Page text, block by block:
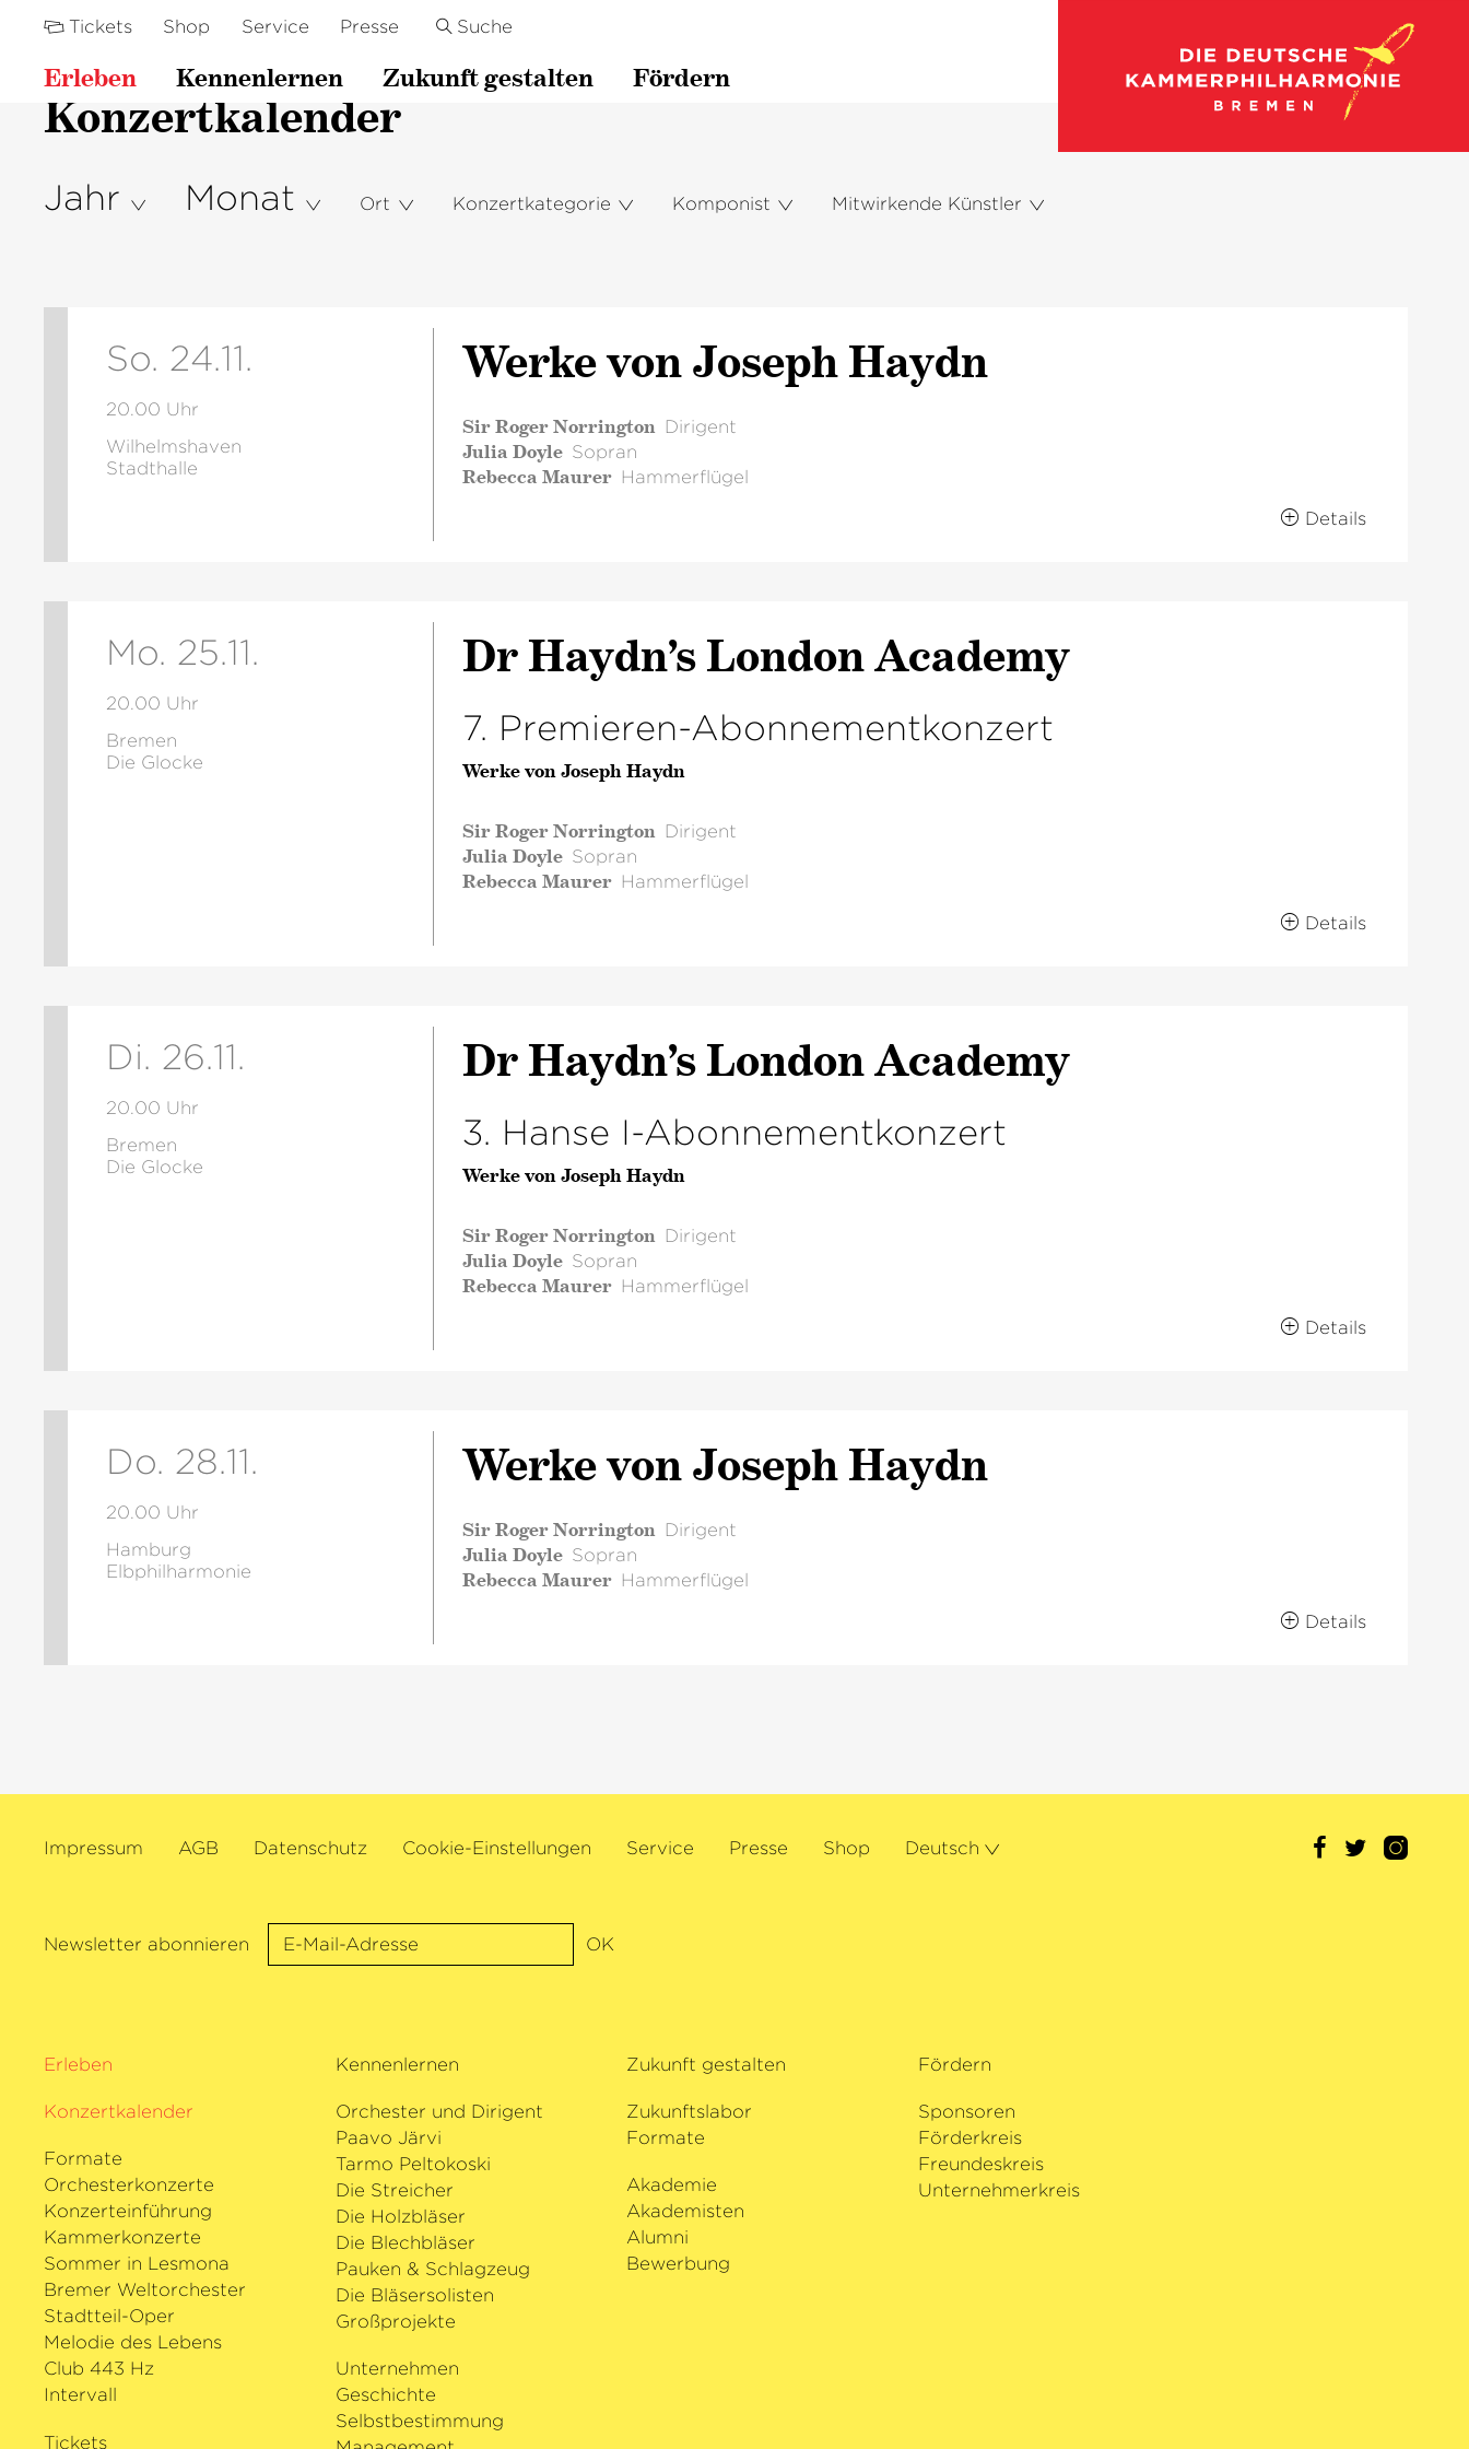
Tickets Shop Service Presse Suche
Erleben Kennenlernen Zukunft gestalten Fördern
Konzertkalender
Jahr Monat Ort Konzertkategorie Komponist Mitwirkende Künstler
So. 24.11.
20.00 Uhr
Wilhelmshaven
Stadthalle
Werke von Joseph Haydn
Sir Roger Norrington Dirigent
Julia Doyle Sopran
Rebecca Maurer Hammerflügel
Details
Mo. 25.11.
20.00 Uhr
Bremen
Die Glocke
Dr Haydn’s London Academy
7. Premieren-Abonnementkonzert
Werke von Joseph Haydn
Sir Roger Norrington Dirigent
Julia Doyle Sopran
Rebecca Maurer Hammerflügel
Details
Di. 26.11.
20.00 Uhr
Bremen
Die Glocke
Dr Haydn’s London Academy
3. Hanse I-Abonnementkonzert
Werke von Joseph Haydn
Sir Roger Norrington Dirigent
Julia Doyle Sopran
Rebecca Maurer Hammerflügel
Details
Do. 28.11.
20.00 Uhr
Hamburg
Elbphilharmonie
Werke von Joseph Haydn
Sir Roger Norrington Dirigent
Julia Doyle Sopran
Rebecca Maurer Hammerflügel
Details
Impressum AGB Datenschutz Cookie-Einstellungen Service Presse Shop Deutsch
Newsletter abonnieren OK
Erleben
Konzertkalender
Formate
Orchesterkonzerte
Konzerteinführung
Kammerkonzerte
Sommer in Lesmona
Bremer Weltorchester
Stadtteil-Oper
Melodie des Lebens
Club 443 Hz
Intervall
Tickets
Kennenlernen
Orchester und Dirigent
Paavo Järvi
Tarmo Peltokoski
Die Streicher
Die Holzbläser
Die Blechbläser
Pauken & Schlagzeug
Die Bläsersolisten
Großprojekte
Unternehmen
Geschichte
Selbstbestimmung
Zukunft gestalten
Zukunftslabor
Formate
Akademie
Akademisten
Alumni
Bewerbung
Fördern
Sponsoren
Förderkreis
Freundeskreis
Unternehmerkreis